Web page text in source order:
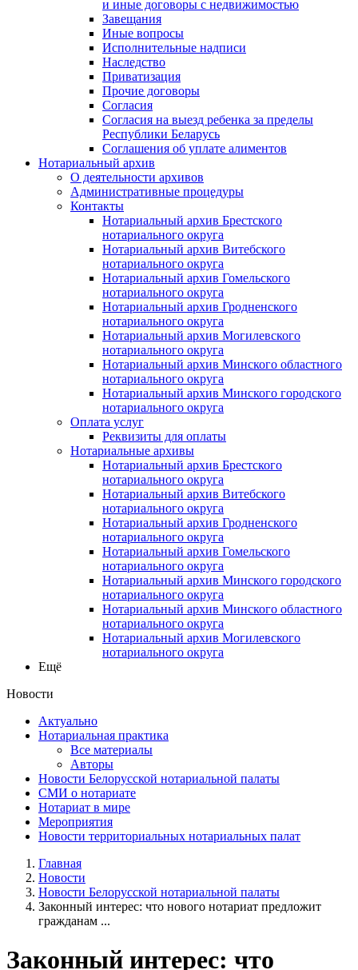
и иные договоры с недвижимостью
Завещания
Иные вопросы
Исполнительные надписи
Наследство
Приватизация
Прочие договоры
Согласия
Согласия на выезд ребенка за пределы
Республики Беларусь
Соглашения об уплате алиментов
Нотариальный архив
О деятельности архивов
Административные процедуры
Контакты
Нотариальный архив Брестского
нотариального округа
Нотариальный архив Витебского
нотариального округа
Нотариальный архив Гомельского
нотариального округа
Нотариальный архив Гродненского
нотариального округа
Нотариальный архив Могилевского
нотариального округа
Нотариальный архив Минского областного
нотариального округа
Нотариальный архив Минского городского
нотариального округа
Оплата услуг
Реквизиты для оплаты
Нотариальные архивы
Нотариальный архив Брестского
нотариального округа
Нотариальный архив Витебского
нотариального округа
Нотариальный архив Гродненского
нотариального округа
Нотариальный архив Гомельского
нотариального округа
Нотариальный архив Минского городского
нотариального округа
Нотариальный архив Минского областного
нотариального округа
Нотариальный архив Могилевского
нотариального округа
Ещё
Новости
Актуально
Нотариальная практика
Все материалы
Авторы
Новости Белорусской нотариальной палаты
СМИ о нотариате
Нотариат в мире
Мероприятия
Новости территориальных нотариальных палат
Главная
Новости
Новости Белорусской нотариальной палаты
Законный интерес: что нового нотариат предложит
гражданам ...
Законный интерес: что